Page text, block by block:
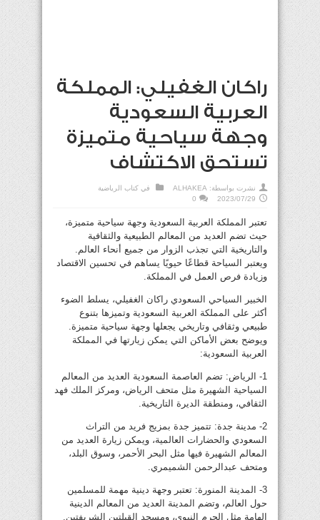
راكان الغفيلي: المملكة
العربية السعودية
وجهة سياحية متميزة
تستحق الاكتشاف
نشرت بواسطة: ALHAKEA في كتاب الرياضية
2023/07/29
0
تعتبر المملكة العربية السعودية وجهة سياحية متميزة،
حيث تضم العديد من المعالم الطبيعية والثقافية
والتاريخية التي تجذب الزوار من جميع أنحاء العالم.
ويعتبر السياحة قطاعًا حيويًا يساهم في تحسين الاقتصاد
وزيادة فرص العمل في المملكة.
الخبير السياحي السعودي راكان الغفيلي، يسلط الضوء
أكثر على المملكة العربية السعودية وتميزها بتنوع
طبيعي وثقافي وتاريخي يجعلها وجهة سياحية متميزة.
ويوضح بعض الأماكن التي يمكن زيارتها في المملكة
العربية السعودية:
1- الرياض: تضم العاصمة السعودية العديد من المعالم
السياحية الشهيرة مثل متحف الرياض، ومركز الملك فهد
الثقافي، ومنطقة الديرة التاريخية.
2- مدينة جدة: تتميز جدة بمزيج فريد من التراث
السعودي والحضارات العالمية، ويمكن زيارة العديد من
المعالم الشهيرة فيها مثل البحر الأحمر، وسوق البلد،
ومتحف عبدالرحمن الشميمري.
3- المدينة المنورة: تعتبر وجهة دينية مهمة للمسلمين
حول العالم، وتضم المدينة العديد من المعالم الدينية
الهامة مثل الحرم النبوي، ومسجد القبلتين الشريفتين.